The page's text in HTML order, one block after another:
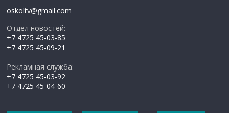
oskoltv@gmail.com
Отдел новостей:
+7 4725 45-03-85
+7 4725 45-09-21
Рекламная служба:
+7 4725 45-03-92
+7 4725 45-04-60